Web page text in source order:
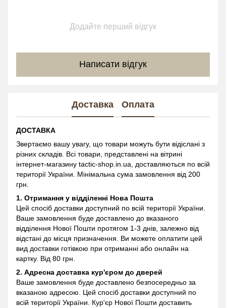
Додайте перший відгук
Написати відгук
Доставка Оплата
ДОСТАВКА
Звертаємо вашу увагу, що товари можуть бути відіслані з
різних складів. Всі товари, представлені на вітрині
інтернет-магазину tactic-shop.in.ua, доставляються по всій
території України. Мінімальна сума замовлення від 200
грн.
1. Отримання у відділенні Нова Пошта
Цей спосіб доставки доступний по всій території України.
Ваше замовлення буде доставлено до вказаного
відділення Нової Пошти протягом 1-3 днів, залежно від
відстані до місця призначення. Ви можете оплатити цей
вид доставки готівкою при отриманні або онлайн на
картку. Від 80 грн.
2. Адресна доставка кур'єром до дверей
Ваше замовлення буде доставлено безпосередньо за
вказаною адресою. Цей спосіб доставки доступний по
всій території України. Кур'єр Нової Пошти доставить